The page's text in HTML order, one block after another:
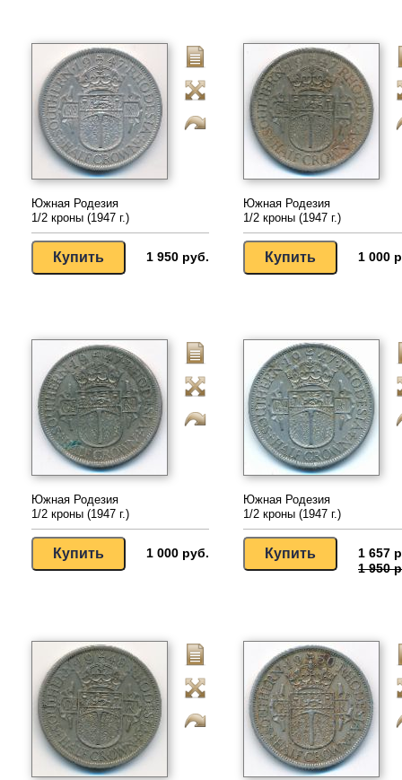
Южная Родезия
1/2 кроны (1947 г.)
1 950 руб.
Южная Родезия
1/2 кроны (1947 г.)
1 000
Южная Родезия
1/2 кроны (1947 г.)
1 000 руб.
Южная Родезия
1/2 кроны (1947 г.)
1 657
1 950